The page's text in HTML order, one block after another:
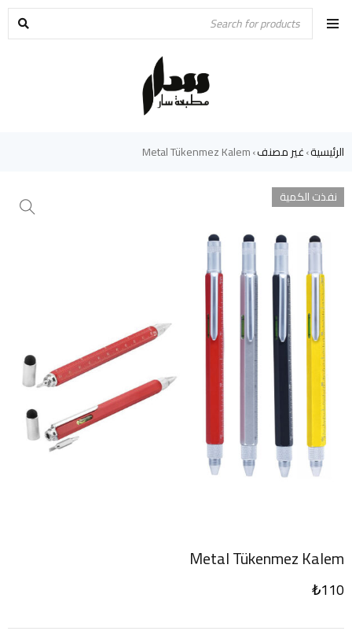
الرئيسية›غير مصنف›
Metal Tükenmez Kalem
نفذت الكمية
Metal Tükenmez Kalem
₺110